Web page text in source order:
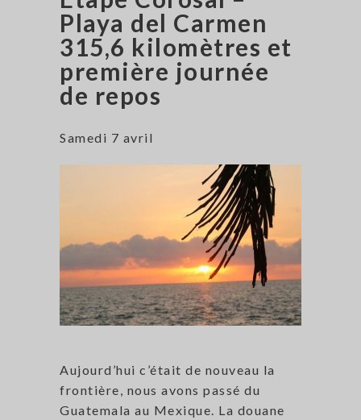
Playa del Carmen
315,6 kilomètres et
première journée
de repos
Samedi 7 avril
Aujourd’hui c’était de nouveau la
frontière, nous avons passé du
Guatemala au Mexique. La douane